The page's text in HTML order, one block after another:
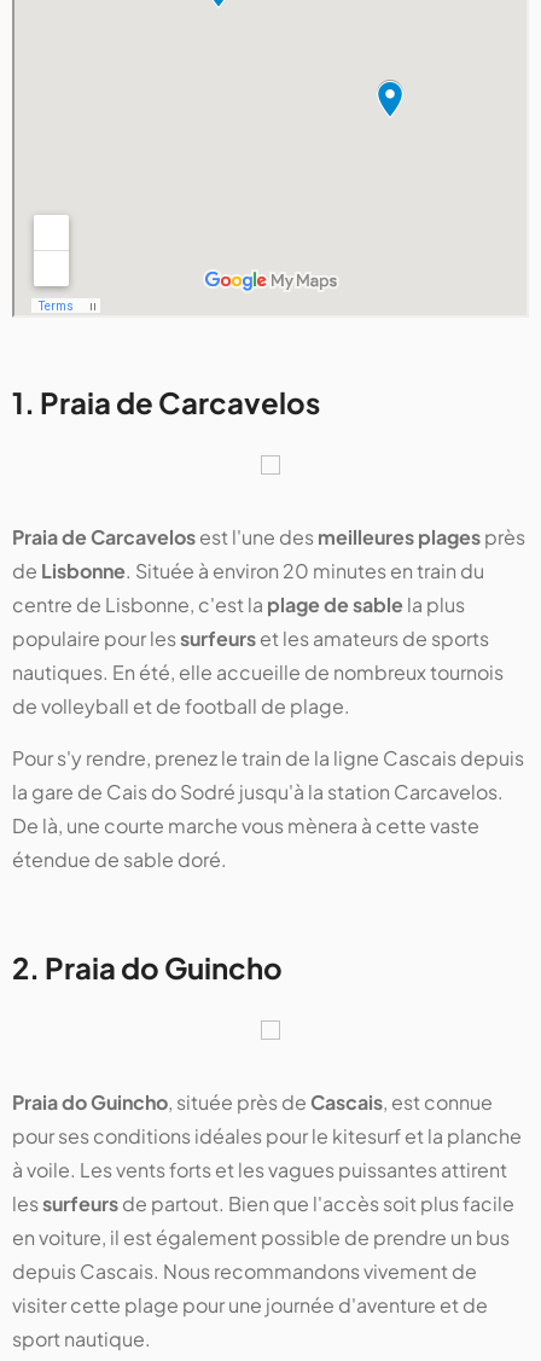
1. Praia de Carcavelos
Praia de Carcavelosest l'une desmeilleures plagesprès
de Lisbonne. Située à environ 20 minutes en train du
centre de Lisbonne, c'est la plage de sablela plus
populaire pour lessurfeurset les amateurs de sports
nautiques. En été, elle accueille de nombreux tournois
de volleyball et de football de plage.
Pour s'y rendre, prenez le train de la ligne Cascais depuis
la gare de Cais do Sodré jusqu'à la station Carcavelos.
De là, une courte marche vous mènera à cette vaste
étendue de sable doré.
2. Praia do Guincho
Praia do Guincho, située près de Cascais, est connue
pour ses conditions idéales pour le kitesurf et la planche
à voile. Les vents forts et les vagues puissantes attirent
lessurfeursde partout. Bien que l'accès soit plus facile
en voiture, il est également possible de prendre un bus
depuis Cascais. Nous recommandons vivement de
visiter cette plage pour une journée d'aventure et de
sport nautique.